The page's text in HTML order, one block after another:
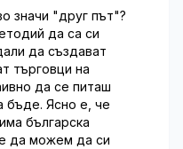
значи "друг път"?
да са си
да създават
търговци на
да се питаш
бъде. Ясно е, че
българска
да можем да си